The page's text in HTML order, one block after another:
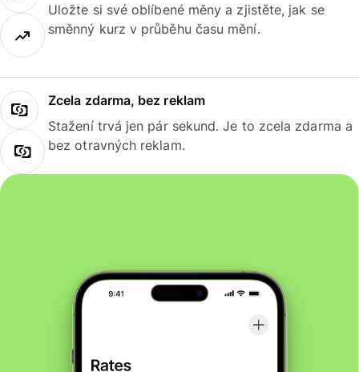
Uložte si své oblíbené měny a zjistěte, jak se
směnný kurz v průběhu času mění.
Zcela zdarma, bez reklam
Stažení trvá jen pár sekund. Je to zcela zdarma a
bez otravných reklam.